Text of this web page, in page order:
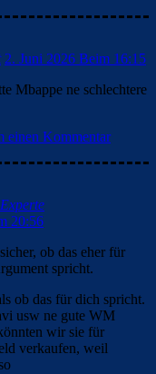
2. Juni 2026 Beim 16:15
Mbappe ne schlechtere
einen Kommentar
20:56
ob das eher für
spricht.
ob das für dich spricht.
usw ne gute WM
wir sie für
verkaufen, weil